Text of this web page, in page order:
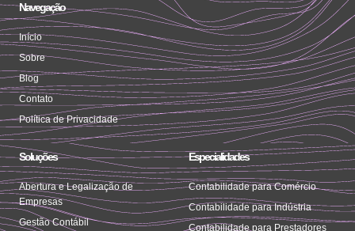
Navegação
Início
Sobre
Blog
Contato
Política de Privacidade
Soluções
Abertura e Legalização de
Empresas
Gestão Contábil
Especialidades
Contabilidade para Comércio
Contabilidade para Indústria
Contabilidade para Prestadores